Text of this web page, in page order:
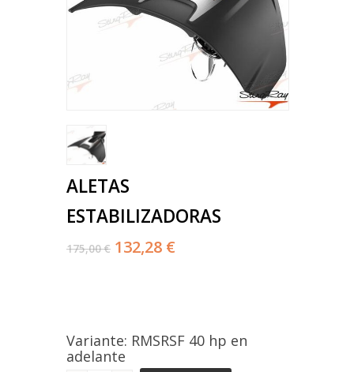
ALETAS
ESTABILIZADORAS
175,00 € 132,28 €
Variante: RMSRSF 40 hp en
adelante